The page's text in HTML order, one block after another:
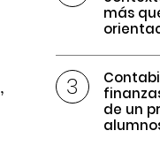
más
de un